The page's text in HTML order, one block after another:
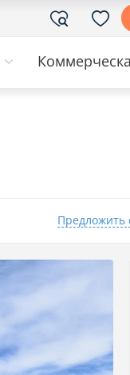
Предложить